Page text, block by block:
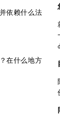
依赖什么法
在什么地方